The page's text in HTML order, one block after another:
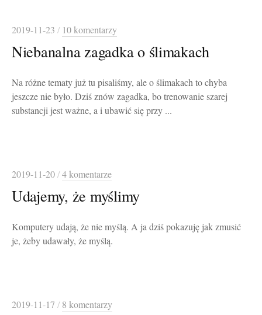
2019-11-23 / 10 komentarzy
Niebanalna zagadka o ślimakach
Na różne tematy już tu pisaliśmy, ale o ślimakach to chyba
jeszcze nie było. Dziś znów zagadka, bo trenowanie szarej
substancji jest ważne, a i ubawić się przy ...
2019-11-20/4 komentarze
Udajemy, że myślimy
Komputery udają, że nie myślą. A ja dziś pokazuję jak zmusić
je, żeby udawały, że myślą.
2019-11-17 / 8 komentarzy